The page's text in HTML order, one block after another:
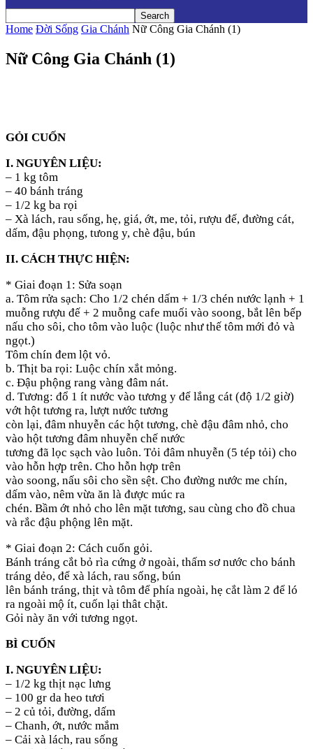
Home Đời Sống Gia Chánh Nữ Công Gia Chánh (1)
Nữ Công Gia Chánh (1)
GỎI CUỐN
I. NGUYÊN LIỆU:
– 1 kg tôm
– 40 bánh tráng
– 1/2 kg ba rọi
– Xà lách, rau sống, hẹ, giá, ớt, me, tỏi, rượu đế, đường cát,
dấm, đậu phọng, tưong y, chè đậu, bún
II. CÁCH THỰC HIỆN:
* Giai đoạn 1: Sửa soạn
a. Tôm rửa sạch: Cho 1/2 chén dấm + 1/3 chén nước lạnh + 1
muỗng rượu đế + 2 muỗng cafe muối vào soong, bắt lên bếp
nấu cho sôi, cho tôm vào luộc (luộc như thế tôm mới đỏ và
ngọt.)
Tôm chín đem lột vỏ.
b. Thịt ba rọi: Luộc chín xắt mỏng.
c. Đậu phộng rang vàng đâm nát.
d. Tương: đổ 1 ít nước vào tương y để lắng cát (độ 1/2 giờ)
vớt hột tương ra, lượt nước tương
còn lại, đâm nhuyễn các hột tương, chè đậu đâm nhỏ, cho
vào hột tương đâm nhuyễn chế nước
tương đã lọc sạch vào luôn. Tỏi đâm nhuyễn (5 tép tỏi) cho
vào hỗn hợp trên. Cho hỗn hợp trên
vào soong, nấu sôi cho sền sệt. Cho đường nước me chín,
dấm vào, nêm vừa ăn là được múc ra
chén. Bầm ớt nhỏ cho lên mặt tương, sau cùng cho đồ chua
và rắc đậu phộng lên mặt.
* Giai đoạn 2: Cách cuốn gỏi.
Bánh tráng cắt bỏ rìa cứng ở ngoài, thấm sơ nước cho bánh
tráng dẻo, để xà lách, rau sống, bún
lên bánh tráng, thịt và tôm để phía ngoài, hẹ cắt làm 2 để ló
ra ngoài mộ ít, cuốn lại thât chặt.
Gỏi này ăn với tương ngọt.
BÌ CUỐN
I. NGUYÊN LIỆU:
– 1/2 kg thịt nạc lưng
– 100 gr da heo tươi
– 2 củ tỏi, đường, dấm
– Chanh, ớt, nước mắm
– Cải xà lách, rau sống